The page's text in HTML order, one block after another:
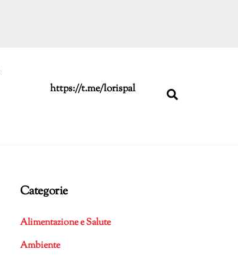
https://t.me/lorispal
Categorie
Alimentazione e Salute
Ambiente